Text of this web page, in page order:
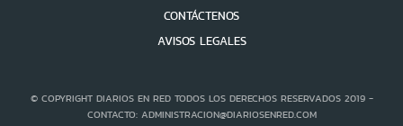
CONTÁCTENOS
AVISOS LEGALES
© COPYRIGHT DIARIOS EN RED TODOS LOS DERECHOS RESERVADOS 2019 -
CONTACTO: ADMINISTRACION@DIARIOSENRED.COM